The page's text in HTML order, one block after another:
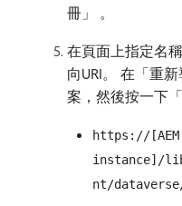
冊」 。
在頁面上指定名
向URI。 在「重
案，然後按一下「
https://[AEM
instance]/
nt/